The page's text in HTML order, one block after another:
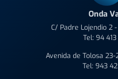
Onda
C/ Padre Lojendio 2
Tel: 94
Avenida de Tolosa
Tel: 943